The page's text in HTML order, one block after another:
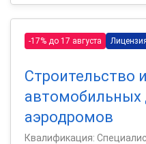
-17% до 17 августа
Строительство
автомобильных
аэродромов
Квалификация: